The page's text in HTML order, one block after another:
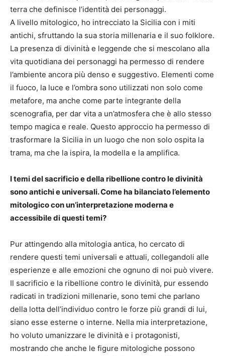
terra che definisce l’identità dei personaggi.
A livello mitologico, ho intrecciato la Sicilia con i miti
antichi, sfruttando la sua storia millenaria e il suo folklore.
La presenza di divinità e leggende che si mescolano alla
vita quotidiana dei personaggi ha permesso di rendere
l’ambiente ancora più denso e suggestivo. Elementi come
il fuoco, la luce e l’ombra sono utilizzati non solo come
metafore, ma anche come parte integrante della
scenografia, per dar vita a un’atmosfera che è allo stesso
tempo magica e reale. Questo approccio ha permesso di
trasformare la Sicilia in un luogo che non solo ospita la
trama, ma che la ispira, la modella e la amplifica.
I temi del sacrificio e della ribellione contro le divinità
sono antichi e universali. Come ha bilanciato l’elemento
mitologico con un’interpretazione moderna e
accessibile di questi temi?
Pur attingendo alla mitologia antica, ho cercato di
rendere questi temi universali e attuali, collegandoli alle
esperienze e alle emozioni che ognuno di noi può vivere.
Il sacrificio e la ribellione contro le divinità, pur essendo
radicati in tradizioni millenarie, sono temi che parlano
della lotta dell’individuo contro le forze più grandi di lui,
siano esse esterne o interne. Nella mia interpretazione,
ho voluto umanizzare le divinità e i protagonisti,
mostrando che anche le figure mitologiche possono